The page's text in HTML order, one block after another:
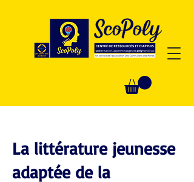
La littérature jeunesse
adaptée de la